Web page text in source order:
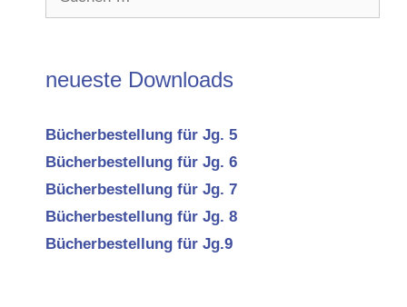
neueste Downloads
Bücherbestellung für Jg. 5
Bücherbestellung für Jg. 6
Bücherbestellung für Jg. 7
Bücherbestellung für Jg. 8
Bücherbestellung für Jg.9